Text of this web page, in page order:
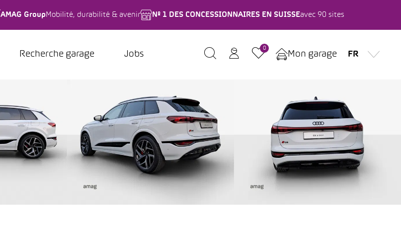
AMAG Group Mobilité, durabilité & avenir Nº 1 DES CONCESSIONNAIRES EN SUISSEavec 90 sites
Recherche garage Jobs
0
Mon garage FR